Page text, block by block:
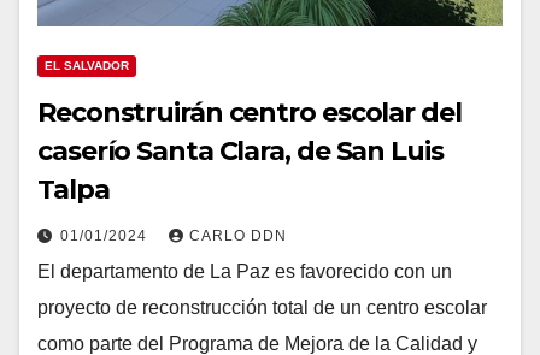
EL SALVADOR
Reconstruirán centro escolar del
caserío Santa Clara, de San Luis
Talpa
01/01/2024 CARLO DDN
El departamento de La Paz es favorecido con un
proyecto de reconstrucción total de un centro escolar
como parte del Programa de Mejora de la Calidad y